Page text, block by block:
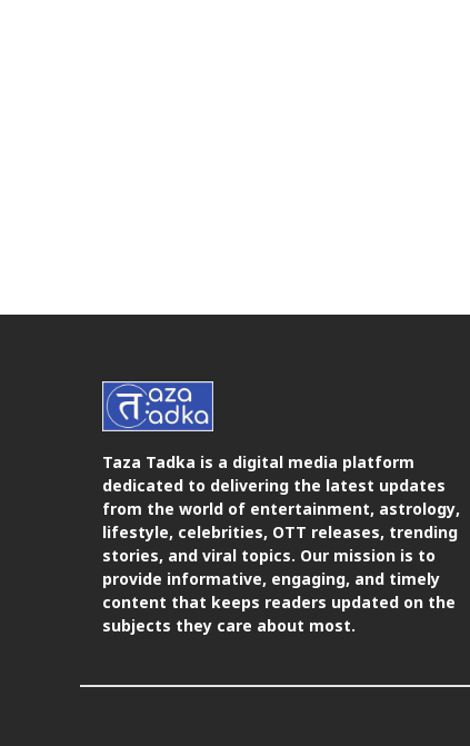
Taza Tadka is a digital media platform
dedicated to delivering the latest updates
from the world of entertainment, astrology,
lifestyle, celebrities, OTT releases, trending
stories, and viral topics. Our mission is to
provide informative, engaging, and timely
content that keeps readers updated on the
subjects they care about most.